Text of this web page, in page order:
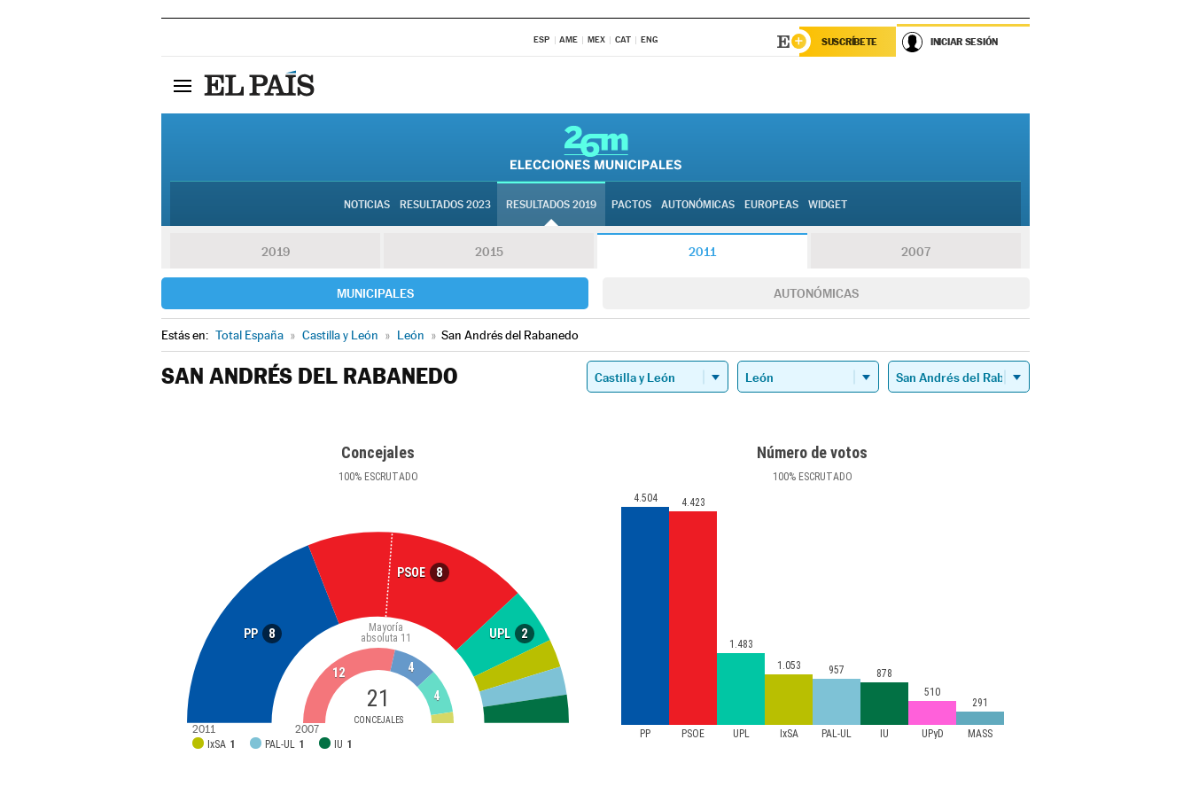
ESP AME MEX CAT ENG SUSCRÍBETE INICIAR SESIÓN
NOTICIAS RESULTADOS 2023 RESULTADOS 2019 PACTOS AUTONÓMICAS EUROPEAS WIDGET
2019 2015 2011 2007
MUNICIPALES AUTONÓMICAS
Estás en: Total España » Castilla y León » León » San Andrés del Rabanedo
SAN ANDRÉS DEL RABANEDO
Concejales
100%ESCRUTADO
PP 8
PSOE 8
UPL 2
21
CONCEJALES
Mayoría
absoluta 11
IxSA 1 PAL-UL 1 IU 1
12
4
4
2011 2007
Número de votos
100%ESCRUTADO
PP PSOE UPL IxSA PAL-UL IU UPyD MASS
4.504 4.423
1.483
1.053
957
878
510
291